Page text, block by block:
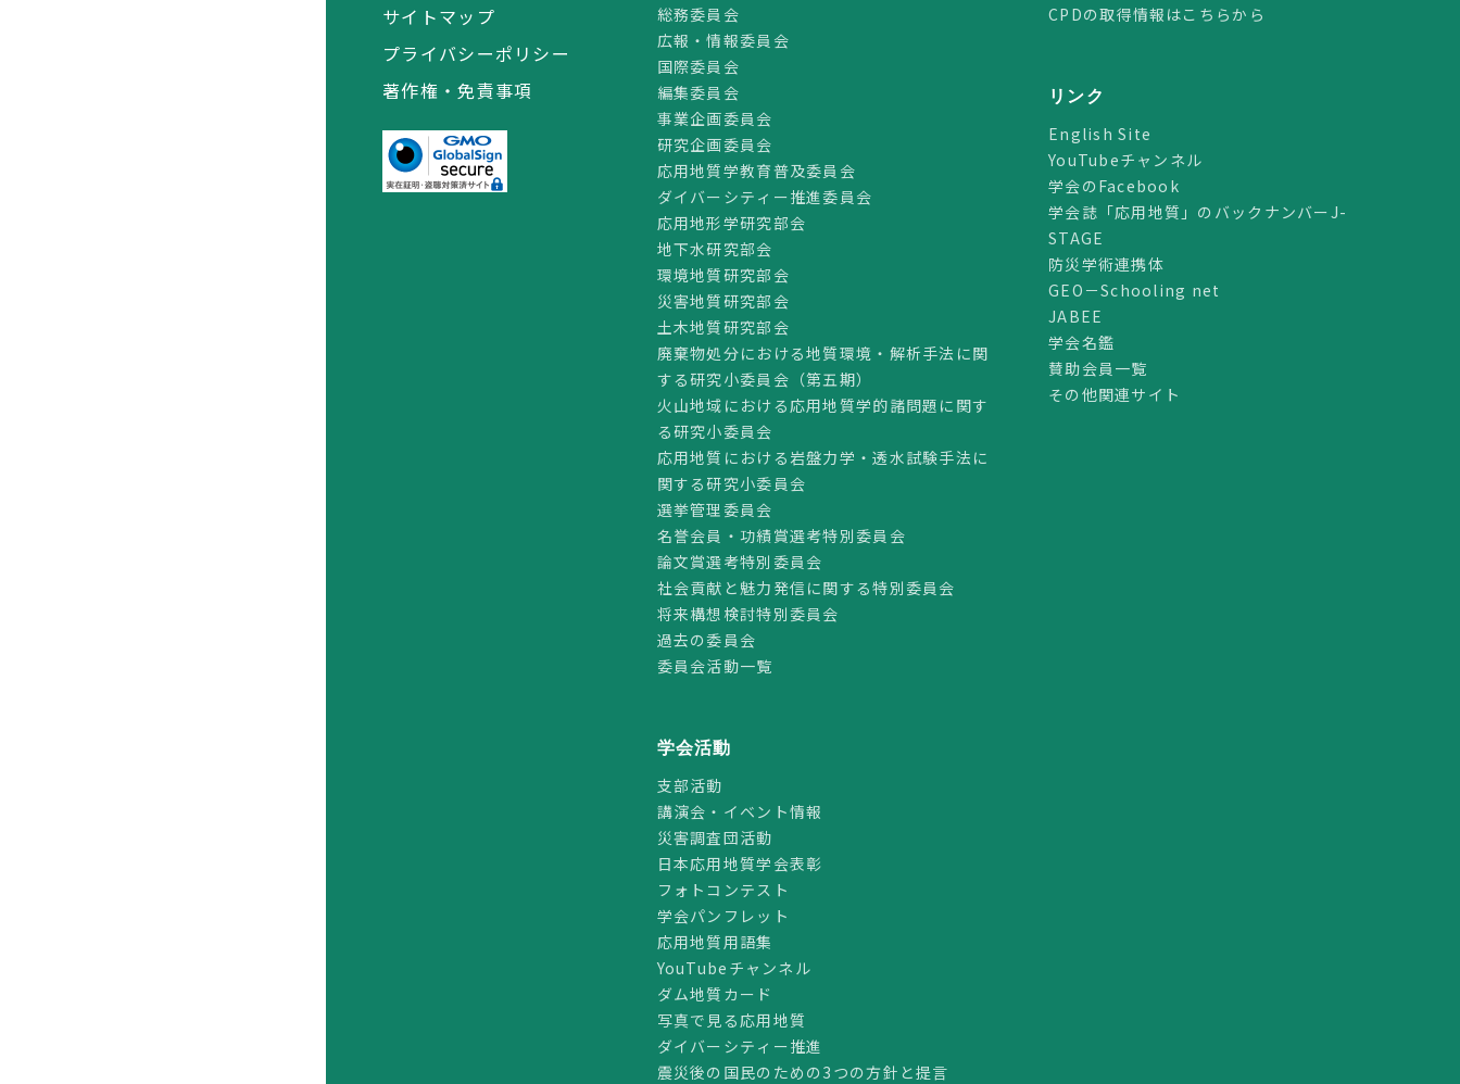
サイトマップ
プライバシーポリシー
著作権・免責事項
総務委員会
広報・情報委員会
国際委員会
編集委員会
事業企画委員会
研究企画委員会
応用地質学教育普及委員会
ダイバーシティー推進委員会
応用地形学研究部会
地下水研究部会
環境地質研究部会
災害地質研究部会
土木地質研究部会
廃棄物処分における地質環境・解析手法に関
する研究小委員会（第五期）
火山地域における応用地質学的諸問題に関す
る研究小委員会
応用地質における岩盤力学・透水試験手法に
関する研究小委員会
選挙管理委員会
名誉会員・功績賞選考特別委員会
論文賞選考特別委員会
社会貢献と魅力発信に関する特別委員会
将来構想検討特別委員会
過去の委員会
委員会活動一覧
学会活動
支部活動
講演会・イベント情報
災害調査団活動
日本応用地質学会表彰
フォトコンテスト
学会パンフレット
応用地質用語集
YouTubeチャンネル
ダム地質カード
写真で見る応用地質
ダイバーシティー推進
震災後の国民のための3つの方針と提言
CPDの取得情報はこちらから
リンク
English Site
YouTubeチャンネル
学会のFacebook
学会誌「応用地質」のバックナンバーJ-
STAGE
防災学術連携体
GEO－Schooling net
JABEE
学会名鑑
賛助会員一覧
その他関連サイト